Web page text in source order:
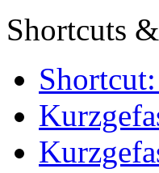
Shortcuts